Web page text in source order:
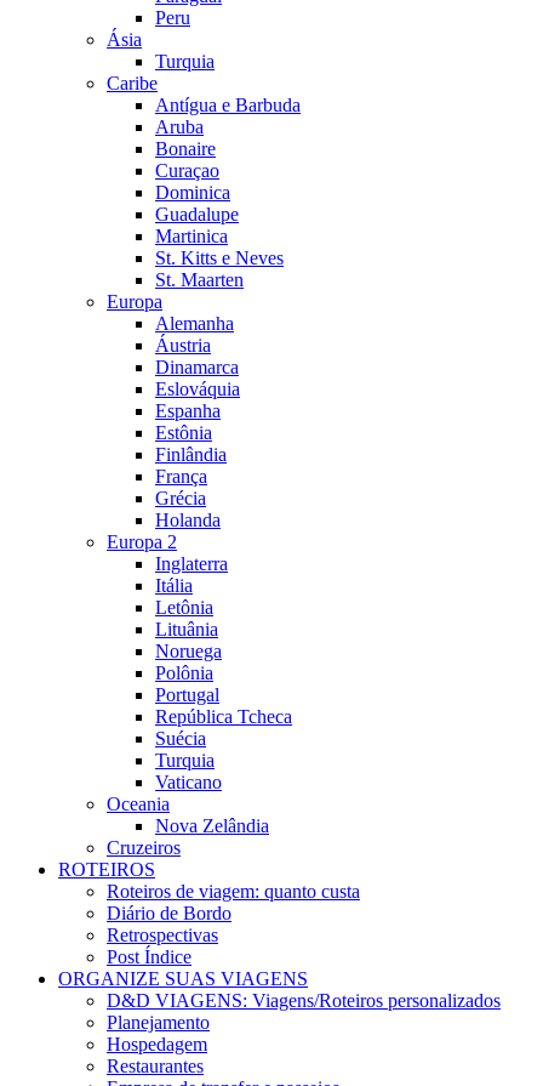
Peru
Ásia
Turquia
Caribe
Antígua e Barbuda
Aruba
Bonaire
Curaçao
Dominica
Guadalupe
Martinica
St. Kitts e Neves
St. Maarten
Europa
Alemanha
Áustria
Dinamarca
Eslováquia
Espanha
Estônia
Finlândia
França
Grécia
Holanda
Europa 2
Inglaterra
Itália
Letônia
Lituânia
Noruega
Polônia
Portugal
República Tcheca
Suécia
Turquia
Vaticano
Oceania
Nova Zelândia
Cruzeiros
ROTEIROS
Roteiros de viagem: quanto custa
Diário de Bordo
Retrospectivas
Post Índice
ORGANIZE SUAS VIAGENS
D&D VIAGENS: Viagens/Roteiros personalizados
Planejamento
Hospedagem
Restaurantes